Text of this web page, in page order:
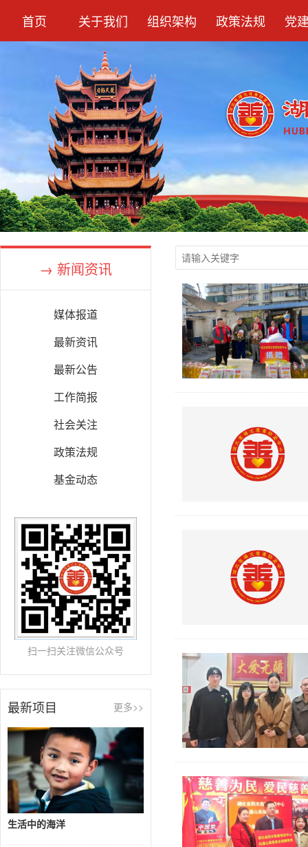
首页 关于我们 组织架构 政策法规 党
→ 新闻资讯
媒体报道
最新资讯
最新公告
工作简报
社会关注
政策法规
基金动态
扫一扫关注微信公众号
最新项目 更多>>
生活中的海洋